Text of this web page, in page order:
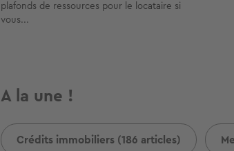
plafonds de ressources pour le locataire si
vous...
A la une !
Crédits immobiliers (186 articles)